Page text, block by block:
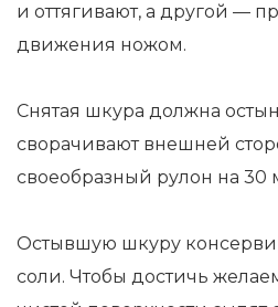
и оттягивают, а другой —
движения ножом.
Снятая шкура должна
сворачивают внешней
своеобразный рулон на 30
Остывшую шкуру
соли. Чтобы достичь